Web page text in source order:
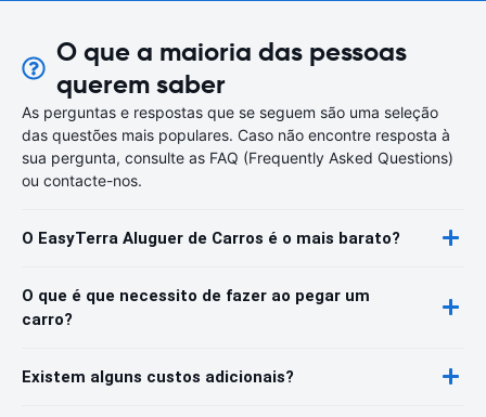
O que a maioria das pessoas
querem saber
As perguntas e respostas que se seguem são uma seleção
das questões mais populares. Caso não encontre resposta à
sua pergunta, consulte as FAQ (Frequently Asked Questions)
ou contacte-nos.
O EasyTerra Aluguer de Carros é o mais barato?
O que é que necessito de fazer ao pegar um
carro?
Existem alguns custos adicionais?